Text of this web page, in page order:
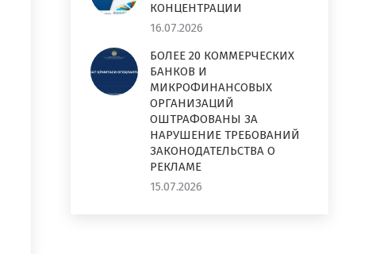
КОНЦЕНТРАЦИИ
16.07.2026
БОЛЕЕ 20 КОММЕРЧЕСКИХ
БАНКОВ И
МИКРОФИНАНСОВЫХ
ОРГАНИЗАЦИЙ
ОШТРАФОВАНЫ ЗА
НАРУШЕНИЕ ТРЕБОВАНИЙ
ЗАКОНОДАТЕЛЬСТВА О
РЕКЛАМЕ
15.07.2026